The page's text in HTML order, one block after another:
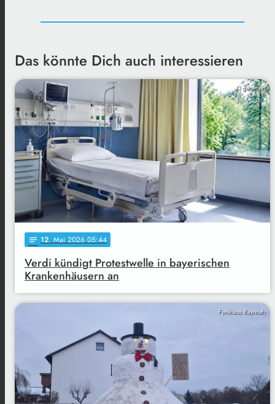
Das könnte Dich auch interessieren
KI generiert
notes 12. Mai 2026 05:44
Verdi kündigt Protestwelle in bayerischen
Krankenhäusern an
Funkhaus Bayreuth